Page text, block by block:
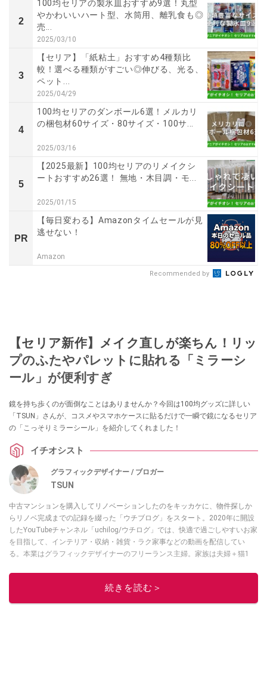
2
100均セリアの製氷皿おすすめ9選！丸型
やかわいいハート型、水筒用、離乳食も◎
売...
2025/03/10
3
【セリア】「紙粘土」おすすめ4種類比
較！選べる種類がすごい◎伸びる、光る、
ペット...
2025/04/29
4
100均セリアのダンボール6選！メルカリ
の梱包材60サイズ・80サイズ・100サ...
2025/03/16
5
【2025最新】100均セリアのリメイクシ
ートおすすめ26選！ 無地・木目調・モ...
2025/01/15
PR
【毎日変わる】Amazonタイムセールが見
逃せない！
Amazon
Recommended by
【セリア新作】メイク直しが楽ちん！リッ
プのふたやパレットに貼れる「ミラーシ
ール」が便利すぎ
鏡を持ち歩くのが面倒なことはありませんか？今回は100均グッズに詳しい
「TSUN」さんが、コスメやスマホケースに貼るだけで一瞬で鏡になるセリア
の「こっそりミラーシール」を紹介してくれました！
イチオシスト
グラフィックデザイナー / ブロガー
TSUN
中古マンションを購入してリノベーションしたのをキッカケに、物件探しか
らリノベ完成までの記録を綴った「ウチブログ」をスタート。2020年に開設
したYouTubeチャンネル「uchilog/ウチログ」では、快適で過ごしやすいお家
を目指して、インテリア・収納・雑貨・ラク家事などの動画を配信してい
る。本業はグラフィックデザイナーのフリーランス主婦。家族は夫婦＋猫1
ノベ人気事例1位
続きを読む＞